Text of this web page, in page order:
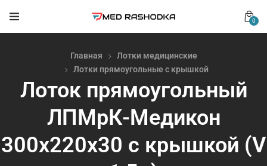
0
Главная
Лотки медицинские
Лотки прямоугольные с крышкой
Лоток прямоугольный
ЛПМрК-Медикон
300х220х30 с крышкой (V